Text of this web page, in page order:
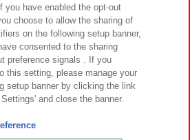
応方針 よくあるご質問・お問い合わせ
Namco Amusement Inc.
Namco Amusement Lab Inc.
you have enabled the opt-out
choose to allow the sharing of
on the following setup banner,
consented to the sharing
preference signals . If you
this setting, please manage your
setup banner by clicking the link
and close the banner.